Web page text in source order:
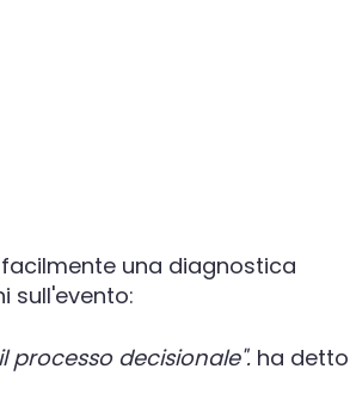
una diagnostica
sull'evento:
processo decisionale". ha detto